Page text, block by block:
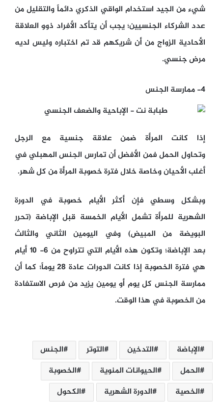
شيء من الجيد استخدام الواقي الذكري دائماً والتقليل من
عدد الشركاء الجنسيين؛ يجب أن يتأكد الأفراد ذوو العلاقة
الأحادية الزواج من أن شريكهم قد تم اختباره وليس لديه
مرض جنسي.
4- ممارسة الجنس
إذا كانت المرأة ضمن علاقة جنسية مع الرجل
وتحاول الحمل فمن الأفضل أن تمارس الجنس المهبلي في
أغلب الأحيان وخاصة خلال فترة خصوبة المرأة من كل شهر.
وبشكل وسطي فإن أكثر الأيام خصوبة في الدورة
الشهرية للمرأة تشمل الأيام الخمسة قبل الإباضة (تحرر
البويضة من المبيض) وفي اليومين الثاني والثالث
بعد الإباضة؛ وتكون هذه الأيام التي تتراوح من 6- 10 أيام
هي فترة الخصوبة إذا كانت الدورات عادة 28 يوماً؛ كما أن
ممارسة الجنس كل يوم أو يومين يزيد من فرص الاستفادة
من الخصوبة في هذا الوقت.
الإباضة التدخين التوتر
الجنس
الحمل
الحيوانات المنوية
الخصوبة
الخصية
الدورة الشهرية
الكحول